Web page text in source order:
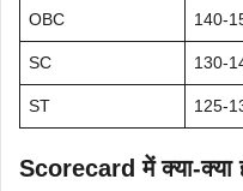
OBC 140-
SC 130-
ST 125-
Scorecard में क्या-क्या